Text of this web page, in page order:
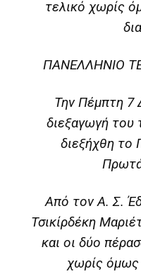
τελικό χωρίς
ΠΑΝΕΛΛΗΝΙΟ
Την Πέμπτη 7
διεξαγωγή του
διεξήχθη το
Από τον Α. Σ.
Τσικίρδέκη
και οι δύο
χωρίς όμως